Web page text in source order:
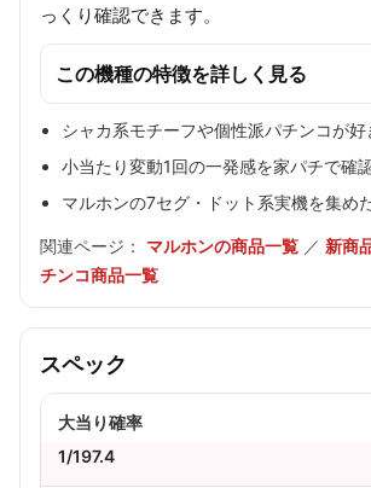
っくり確認できます。
この機種の特徴を詳しく見る
シャカ系モチーフや個性派パチンコが好
小当たり変動1回の一発感を家パチで確
マルホンの7セグ・ドット系実機を集め
関連ページ： マルホンの商品一覧 ／ 新商
チンコ商品一覧
スペック
大当り確率
1/197.4